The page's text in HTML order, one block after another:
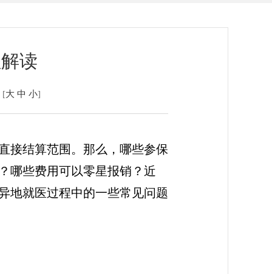
读
[大 中 小]
接结算范围。那么，哪些参保
哪些费用可以零星报销？近
地就医过程中的一些常见问题